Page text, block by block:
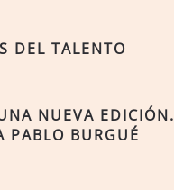
DEL TALENTO
NUEVA EDICIÓN.
PABLO BURGUÉ